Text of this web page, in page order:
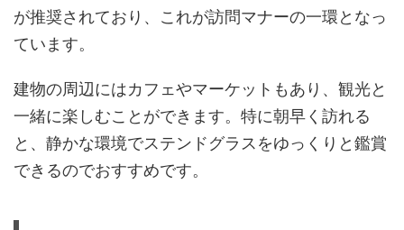
が推奨されており、これが訪問マナーの一環となっ
ています。
建物の周辺にはカフェやマーケットもあり、観光と
一緒に楽しむことができます。特に朝早く訪れる
と、静かな環境でステンドグラスをゆっくりと鑑賞
できるのでおすすめです。